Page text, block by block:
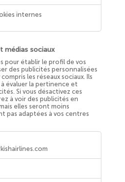
internes
médias sociaux
pour établir le profil de vos
des publicités personnalisées
les réseaux sociaux. Ils
évaluer la pertinence et
Si vous désactivez ces
à voir des publicités en
elles seront moins
pas adaptées à vos centres